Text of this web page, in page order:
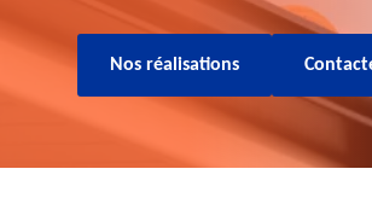
Nos réalisations